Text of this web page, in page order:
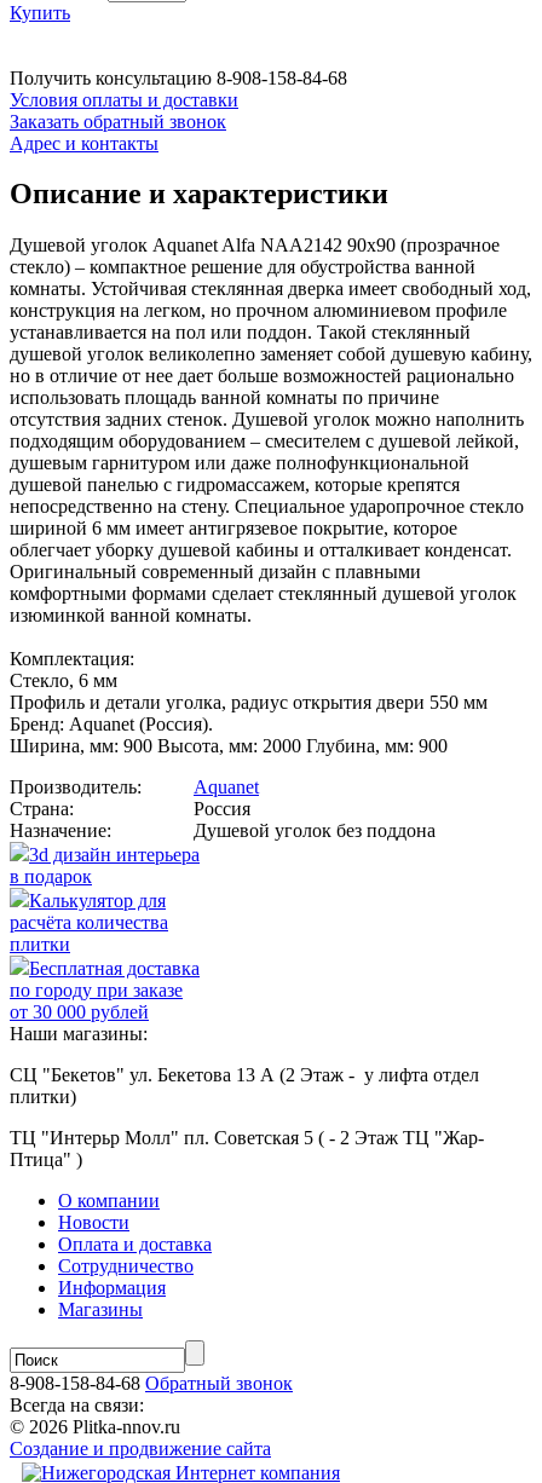
Купить
Получить консультацию 8-908-158-84-68
Условия оплаты и доставки
Заказать обратный звонок
Адрес и контакты
Описание и характеристики
Душевой уголок Aquanet Alfa NAA2142 90x90 (прозрачное
стекло) – компактное решение для обустройства ванной
комнаты. Устойчивая стеклянная дверка имеет свободный ход,
конструкция на легком, но прочном алюминиевом профиле
устанавливается на пол или поддон. Такой стеклянный
душевой уголок великолепно заменяет собой душевую кабину,
но в отличие от нее дает больше возможностей рационально
использовать площадь ванной комнаты по причине
отсутствия задних стенок. Душевой уголок можно наполнить
подходящим оборудованием – смесителем с душевой лейкой,
душевым гарнитуром или даже полнофункциональной
душевой панелью с гидромассажем, которые крепятся
непосредственно на стену. Специальное ударопрочное стекло
шириной 6 мм имеет антигрязевое покрытие, которое
облегчает уборку душевой кабины и отталкивает конденсат.
Оригинальный современный дизайн с плавными
комфортными формами сделает стеклянный душевой уголок
изюминкой ванной комнаты.
Комплектация:
Стекло, 6 мм
Профиль и детали уголка, радиус открытия двери 550 мм
Бренд: Aquanet (Россия).
Ширина, мм: 900 Высота, мм: 2000 Глубина, мм: 900
Производитель:
Aquanet
Страна:
Россия
Назначение:
Душевой уголок без поддона
3d дизайн интерьера
в подарок
Калькулятор для
расчёта количества
плитки
Бесплатная доставка
по городу при заказе
от 30 000 рублей
Наши магазины:
СЦ "Бекетов" ул. Бекетова 13 А (2 Этаж - у лифта отдел
плитки)
ТЦ "Интерьр Молл" пл. Советская 5 ( - 2 Этаж ТЦ "Жар-
Птица" )
О компании
Новости
Оплата и доставка
Сотрудничество
Информация
Магазины
8-908-158-84-68 Обратный звонок
Всегда на связи:
© 2026 Plitka-nnov.ru
Создание и продвижение сайта